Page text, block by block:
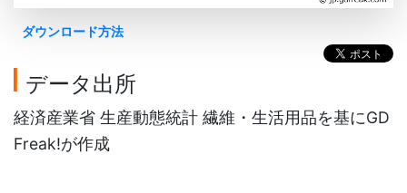
ダウンロード方法
データ出所
経済産業省 生産動態統計 繊維・生活用品を基にGD
Freak!が作成